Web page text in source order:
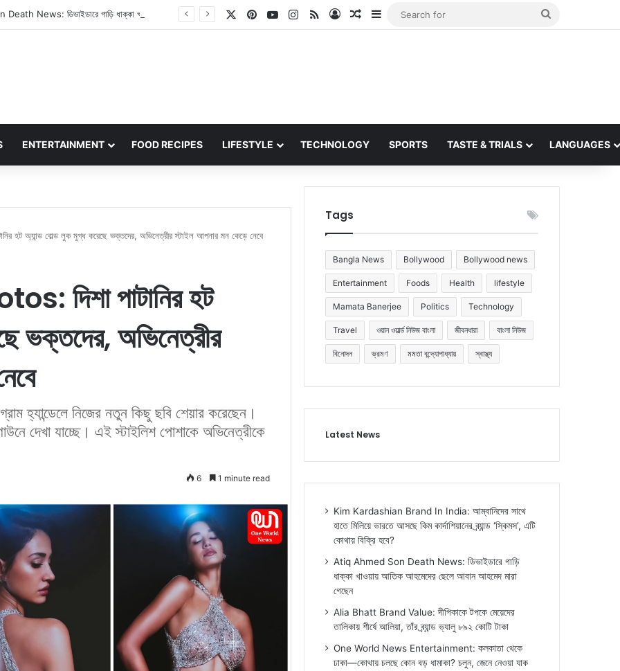
PinterestYouTubeInstagram
RSS Log InRandom Article
Sidebar
ENTERTAINMENT FOOD RECIPES LIFESTYLE TECHNOLOGY SPORTS TASTE & TRIALS LANGUAGES
হট অ্যান্ড বোল্ড লুক মুগ্ধ করেছে ভক্তদের, অভিনেত্রীর স্টাইল আপনার মন কেড়ে নেবে
দিশা পাটানির হট
ভক্তদের, অভিনেত্রীর
হ্যান্ডেলে নিজের নতুন কিছু ছবি শেয়ার করেছেন।
দেখা যাচ্ছে। এই স্টাইলিশ পোশাকে অভিনেত্রীকে
6 1 minute read
Tags
Bangla News Bollywood Bollywood news
Entertainment Foods Health lifestyle
Mamata Banerjee Politics Technology
Travel ওয়ান ওয়ার্ল্ড নিউজ বাংলা জীবনধারা বাংলা নিউজ
বিনোদন ভ্রমণ মমতা বন্দ্যোপাধ্যায় স্বাস্থ্য
Latest News
Kim Kardashian Brand In India: আম্বানিদের সাথে
হাতে মিলিয়ে ভারতে আসছে কিম কার্দাশিয়ানের ব্র্যান্ড ‘স্কিমস’, এটি
কোথায় বিক্রি হবে?
Atiq Ahmed Son Death News: ডিভাইডারে গাড়ি
ধাক্কা খাওয়ায় আতিক আহমেদের ছেলে আবান আহমেদ মারা
গেছেন
Alia Bhatt Brand Value: দীপিকাকে টপকে মেয়েদের
তালিকায় শীর্ষে আলিয়া, তাঁর ব্র্যান্ড ভ্যালু ৮৯২ কোটি টাকা
One World News Entertainment: কলকাতা থেকে
ঢাকা—কোথায় চলছে কোন বড় ধামাকা? চলুন, জেনে নেওয়া যাক